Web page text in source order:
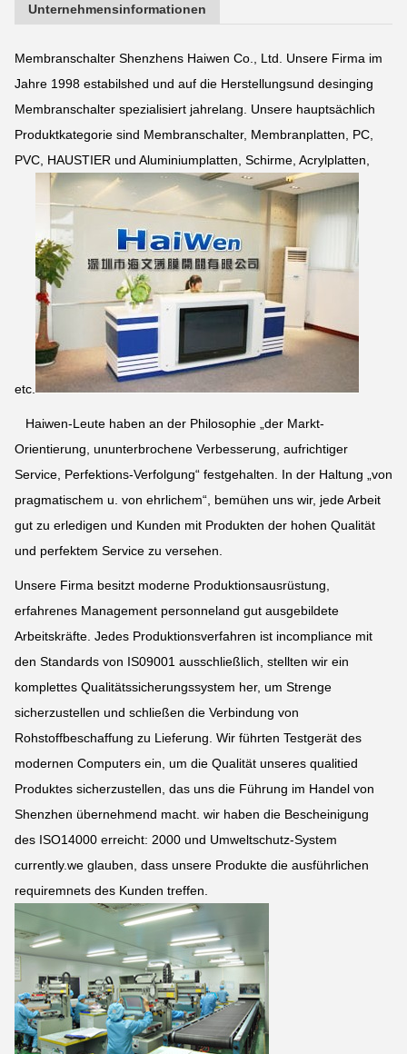
Unternehmensinformationen
Membranschalter Shenzhens Haiwen Co., Ltd. Unsere Firma im
Jahre 1998 estabilshed und auf die Herstellungsund desinging
Membranschalter spezialisiert jahrelang. Unsere hauptsächlich
Produktkategorie sind Membranschalter, Membranplatten, PC,
PVC, HAUSTIER und Aluminiumplatten, Schirme, Acrylplatten,
etc.
Haiwen-Leute haben an der Philosophie „der Markt-
Orientierung, ununterbrochene Verbesserung, aufrichtiger
Service, Perfektions-Verfolgung“ festgehalten. In der Haltung „von
pragmatischem u. von ehrlichem“, bemühen uns wir, jede Arbeit
gut zu erledigen und Kunden mit Produkten der hohen Qualität
und perfektem Service zu versehen.
Unsere Firma besitzt moderne Produktionsausrüstung,
erfahrenes Management personneland gut ausgebildete
Arbeitskräfte. Jedes Produktionsverfahren ist incompliance mit
den Standards von IS09001 ausschließlich, stellten wir ein
komplettes Qualitätssicherungssystem her, um Strenge
sicherzustellen und schließen die Verbindung von
Rohstoffbeschaffung zu Lieferung. Wir führten Testgerät des
modernen Computers ein, um die Qualität unseres qualitied
Produktes sicherzustellen, das uns die Führung im Handel von
Shenzhen übernehmend macht. wir haben die Bescheinigung
des ISO14000 erreicht: 2000 und Umweltschutz-System
currently.we glauben, dass unsere Produkte die ausführlichen
requiremnets des Kunden treffen.